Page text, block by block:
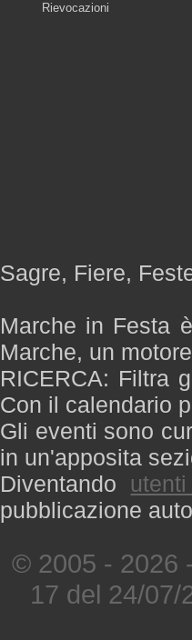
Rievocazioni
Sagre, Fiere,
Marche in Festa
Marche, un
RICERCA: Filtra
Con il calendario
Gli eventi sono
in un'apposita
Diventando
pubblicazione
© 2005 - 2026
17 del 24/